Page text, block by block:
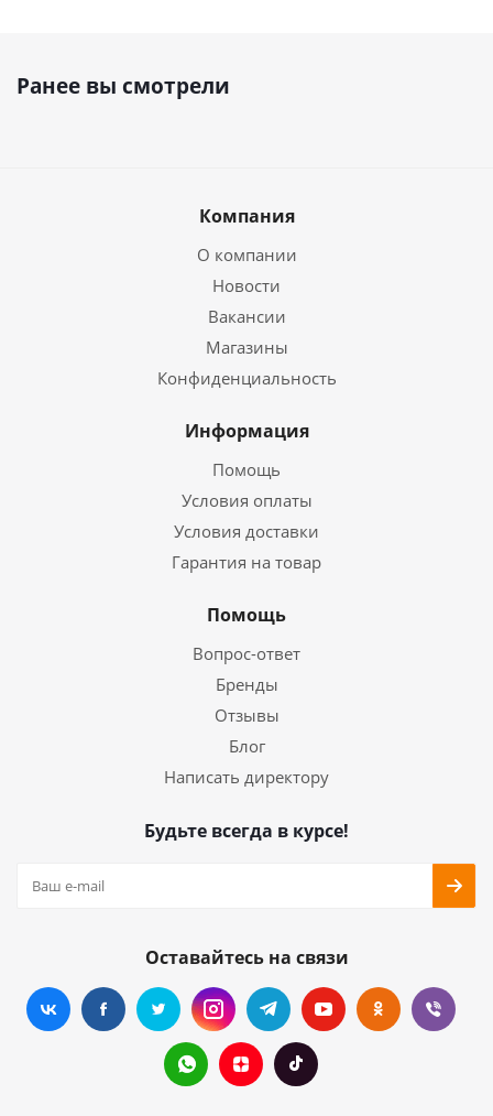
Ранее вы смотрели
Компания
О компании
Новости
Вакансии
Магазины
Конфиденциальность
Информация
Помощь
Условия оплаты
Условия доставки
Гарантия на товар
Помощь
Вопрос-ответ
Бренды
Отзывы
Блог
Написать директору
Будьте всегда в курсе!
Оставайтесь на связи